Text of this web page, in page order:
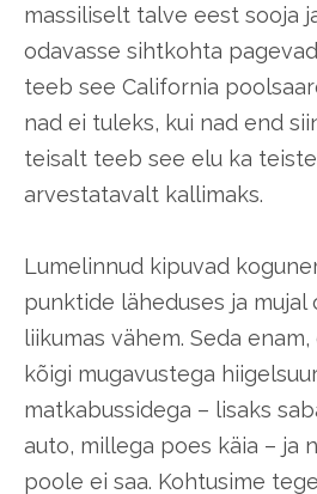
massiliselt talve eest sooja
odavasse sihtkohta
teeb see California
nad ei tuleks, kui nad end
teisalt teeb see elu ka
arvestatavalt kallimaks.
Lumelinnud kipuvad
punktide läheduses ja mujal
liikumas vähem. Seda
kõigi mugavustega
matkabussidega – lisaks
auto, millega poes käia – ja
poole ei saa. Kohtusime